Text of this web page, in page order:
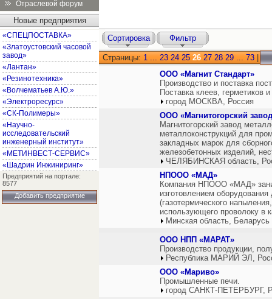
Отраслевой форум
Новые предприятия
«СПЕЦПОСТАВКА»
«Златоустовский часовой
завод»
«Лантан»
«Резинотехника»
«Волчематьев А.Ю.»
«Электроресурс»
«СК-Полимеры»
«Научно-
исследовательский
инженерный институт»
«МЕТИНВЕСТ-СЕРВИС»
«Шадрин Инжиниринг»
Предприятий на портале:
8577
Добавить предприятие
Сортировка Фильтр
Страницы: 1 ... 23 24 25 26 27 28 29 ... 73
ООО «Магнит Стандарт»
Производство и поставка
Поставка клеев, герметиков
город МОСКВА, Россия
ООО «Магнитогорский
Магнитогорский завод
металлоконструкций для
закладных марок для
железобетонных изделий,
ЧЕЛЯБИНСКАЯ область,
НПООО «МАД»
Компания НПООО «МАД»
изготовлением
(газотермического
использующего проволоку в
Минская область, Беларусь
ООО НПП «МАРАТ»
Производство продукции,
Республика МАРИЙ ЭЛ,
ООО «Мариво»
Промышленные печи.
город САНКТ-ПЕТЕРБУРГ,